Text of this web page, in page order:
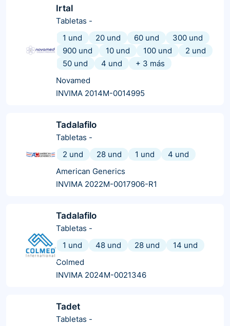
Irtal
Tabletas -
1 und
20 und 60 und
300 und
900 und
10 und 100 und
2 und
50 und
4 und + 3 más
Novamed
INVIMA 2014M-0014995
Tadalafilo
Tabletas -
2 und
28 und 1 und
4 und
American Generics
INVIMA 2022M-0017906-R1
Tadalafilo
Tabletas -
1 und
48 und 28 und
14 und
Colmed
INVIMA 2024M-0021346
Tadet
Tabletas -